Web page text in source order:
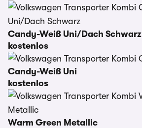
Candy-Weiß Uni/Dach Schwarz
kostenlos
Candy-Weiß Uni
kostenlos
Warm Green Metallic